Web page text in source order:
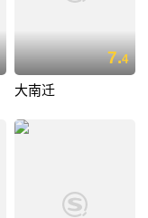
7.4
大南迁